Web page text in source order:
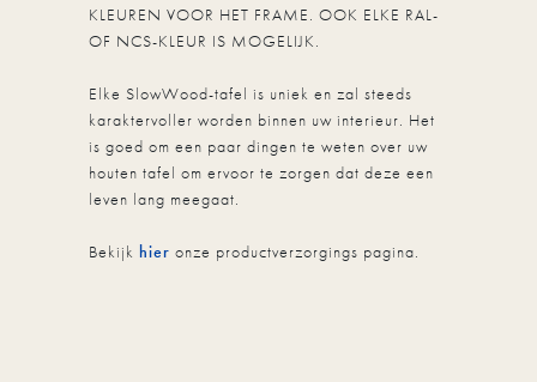
KLEUREN VOOR HET FRAME. OOK ELKE RAL-
OF NCS-KLEUR IS MOGELIJK.
Elke SlowWood-tafel is uniek en zal steeds
karaktervoller worden binnen uw interieur. Het
is goed om een paar dingen te weten over uw
houten tafel om ervoor te zorgen dat deze een
leven lang meegaat.
Bekijk hier onze productverzorgings pagina.